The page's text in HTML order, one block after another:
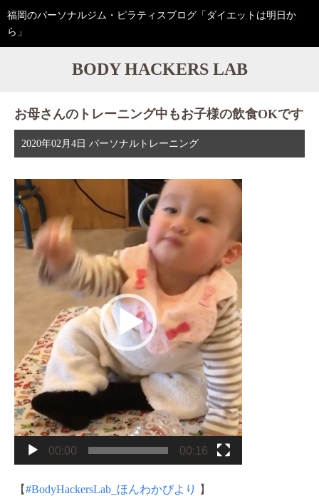
福岡のパーソナルジム・ピラティスブログ「ダイエットは明日か
ら」
BODY HACKERS LAB
お母さんのトレーニング中もお子様の飲食OKです
2020年02月4日 パーソナルトレーニング
動
画
プ
レ
ー
00:00 00:16
【#BodyHackersLab_ほんわかびより
】